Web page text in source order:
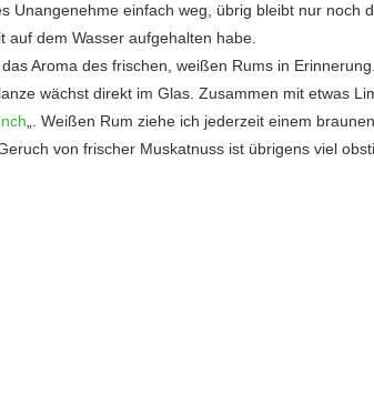
Unangenehme einfach weg, übrig bleibt nur noch
auf dem Wasser aufgehalten habe.
Aroma des frischen, weißen Rums in
wächst direkt im Glas. Zusammen mit etwas
„. Weißen Rum ziehe ich jederzeit einem
von frischer Muskatnuss ist übrigens viel